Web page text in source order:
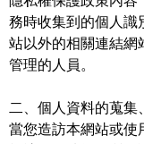
務時收集到的個人識
站以外的相關連結網
管理的人員。
二、個人資料的蒐集
當您造訪本網站或使